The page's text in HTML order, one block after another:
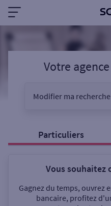
Votre agence
Modifier ma recherche
Sélectionnez votre
Particuliers
Vous souhaitez
Gagnez du temps, ouvrez
bancaire, profitez